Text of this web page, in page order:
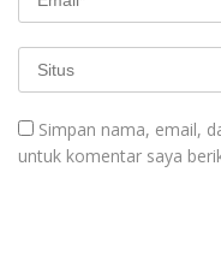
Simpan nama, email,
untuk komentar saya